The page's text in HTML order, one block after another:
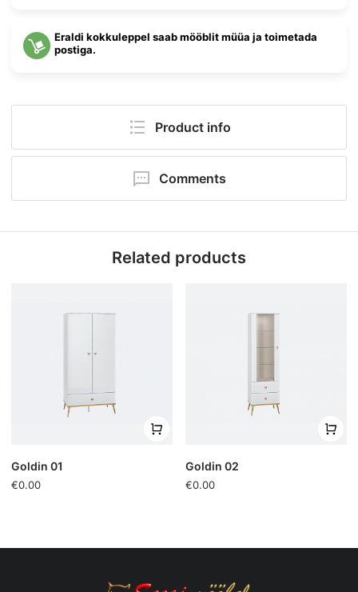
Eraldi kokkuleppel saab mööblit müüa ja toimetada
postiga.
Product info
53 × 92 × 190 cm
Kõrgus: 190 cm
Laius: 92 cm
53 cm
Comments
Your comment will be first!
Related products
Goldin 01
€0.00
Goldin 02
€0.00